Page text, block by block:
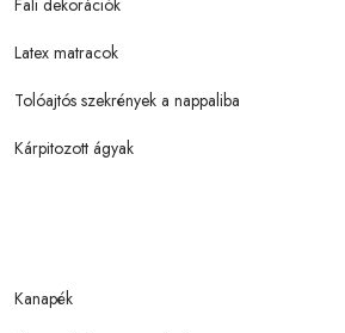
Fali dekorációk
Latex matracok
Tolóajtós szekrények a nappaliba
Kárpitozott ágyak
Kanapék